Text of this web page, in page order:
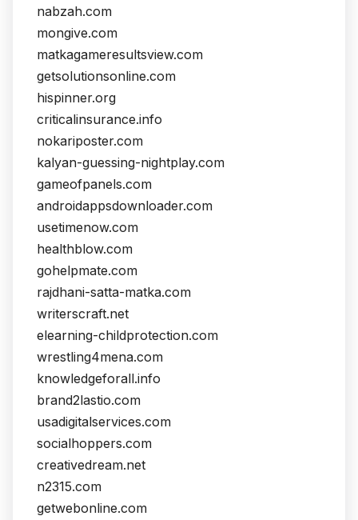
nabzah.com
mongive.com
matkagameresultsview.com
getsolutionsonline.com
hispinner.org
criticalinsurance.info
nokariposter.com
kalyan-guessing-nightplay.com
gameofpanels.com
androidappsdownloader.com
usetimenow.com
healthblow.com
gohelpmate.com
rajdhani-satta-matka.com
writerscraft.net
elearning-childprotection.com
wrestling4mena.com
knowledgeforall.info
brand2lastio.com
usadigitalservices.com
socialhoppers.com
creativedream.net
n2315.com
getwebonline.com